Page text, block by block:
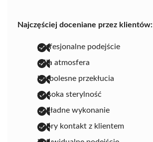
Najczęściej doceniane przez klientów:
profesjonalne podejście
miła atmosfera
bezbolesne przekłucia
wysoka sterylność
dokładne wykonanie
dobry kontakt z klientem